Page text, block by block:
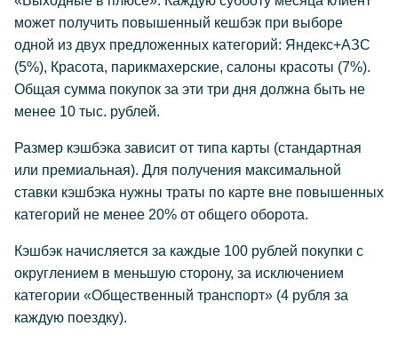
может получить повышенный кешбэк при выборе
одной из двух предложенных категорий: Яндекс+АЗС
(5%), Красота, парикмахерские, салоны красоты (7%).
Общая сумма покупок за эти три дня должна быть не
менее 10 тыс. рублей.
Размер кэшбэка зависит от типа карты (стандартная
или премиальная). Для получения максимальной
ставки кэшбэка нужны траты по карте вне повышенных
категорий не менее 20% от общего оборота.
Кэшбэк начисляется за каждые 100 рублей покупки с
округлением в меньшую сторону, за исключением
категории «Общественный транспорт» (4 рубля за
каждую поездку).